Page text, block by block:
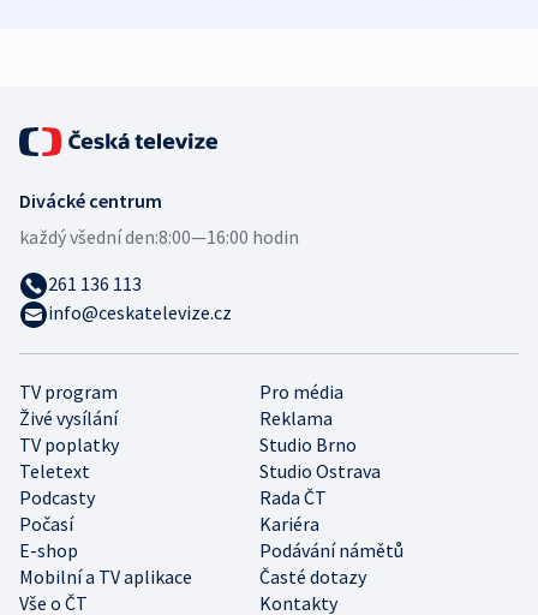
TV program
Pro média
Živé vysílání
Reklama
TV poplatky
Studio Brno
Teletext
Studio Ostrava
Podcasty
Rada ČT
Počasí
Kariéra
E-shop
Podávání námětů
Mobilní a TV aplikace
Časté dotazy
Vše o ČT
Kontakty
Divácké centrum
každý všední den:8:00—16:00 hodin
261 136 113
info@ceskatelevize.cz